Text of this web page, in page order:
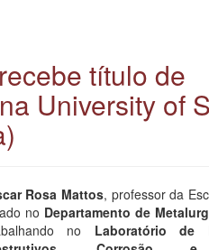
título de
University of
Rosa Mattos, professor da
no Departamento de
no Laboratório de